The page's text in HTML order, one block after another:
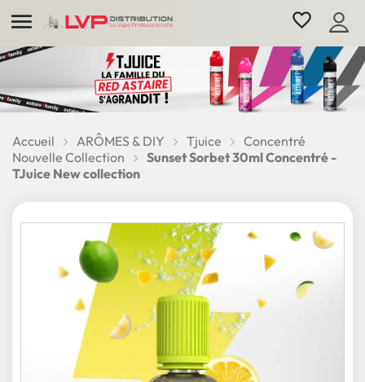
 favorite_border
Accueil ARÔMES & DIY Tjuice
Concentré
Nouvelle Collection
Sunset Sorbet 30ml Concentré -
TJuice New collection